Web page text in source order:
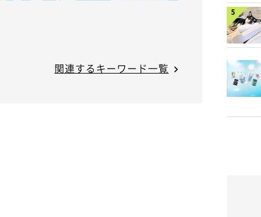
関連するキーワード一覧